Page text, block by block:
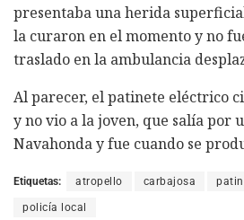
presentaba una herida
la curaron en el momento y no
traslado en la ambulancia
Al parecer, el patinete eléctrico
y no vio a la joven, que salía por
Navahonda y fue cuando se
Etiquetas: atropello carbajosa
policía local